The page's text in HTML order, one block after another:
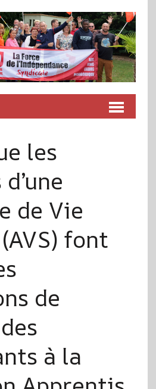
les
de Vie
font
de
à la